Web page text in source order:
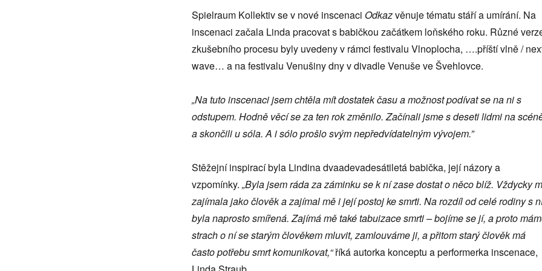
Spielraum Kollektiv se v nové inscenaci Odkazvěnuje tématu stáří a umírání. Na
inscenaci začala Linda pracovat s babičkou začátkem loňského roku. Různé
zkušebního procesu byly uvedeny v rámci festivalu Vlnoplocha, ….příští vlně /
wave… a na festivalu Venušiny dny v divadle Venuše ve Švehlovce.
„Na tuto inscenaci jsem chtěla mít dostatek času a možnost podívat se na ni s
odstupem. Hodně věcí se za ten rok změnilo. Začínali jsme s deseti lidmi na
a skončili u sóla. A i sólo prošlo svým nepředvídatelným vývojem.”
Stěžejní inspirací byla Lindina dvaadevadesátiletá babička, její názory a
vzpomínky. „Byla jsem ráda za záminku se k ní zase dostat o něco blíž. Vždycky
zajímala jako člověk a zajímal mě i její postoj ke smrti. Na rozdíl od celé rodiny s
byla naprosto smířená. Zajímá mě také tabuizace smrti – bojíme se jí, a proto
strach o ní se starým člověkem mluvit, zamlouváme ji, a přitom starý člověk má
často potřebu smrt komunikovat,“říká autorka konceptu a performerka inscenace,